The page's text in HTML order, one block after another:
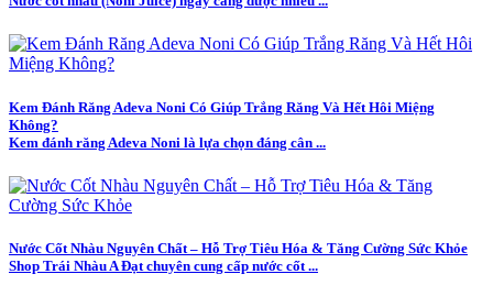
Kem Đánh Răng Adeva Noni Có Giúp Trắng Răng Và Hết Hôi Miệng
Không?
Kem đánh răng Adeva Noni là lựa chọn đáng cân ...
Nước Cốt Nhàu Nguyên Chất – Hỗ Trợ Tiêu Hóa & Tăng Cường Sức Khỏe
Shop Trái Nhàu A Đạt chuyên cung cấp nước cốt ...